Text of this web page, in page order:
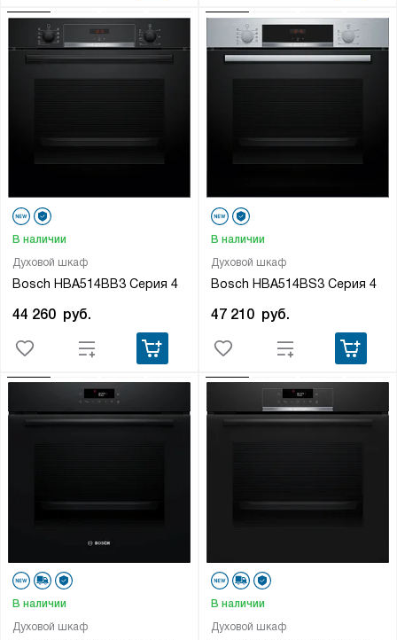
Духовой шкаф
Bosch HBA514BB3 Серия 4
В наличии
44 260 руб.
Духовой шкаф
Bosch HBA514BS3 Серия 4
В наличии
47 210 руб.
Духовой шкаф
В наличии
Духовой шкаф
В наличии